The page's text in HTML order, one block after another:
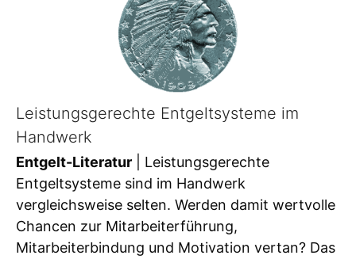
Leistungsgerechte Entgeltsysteme im
Handwerk
Entgelt-Literatur | Leistungsgerechte
Entgeltsysteme sind im Handwerk
vergleichsweise selten. Werden damit wertvolle
Chancen zur Mitarbeiterführung,
Mitarbeiterbindung und Motivation vertan? Das